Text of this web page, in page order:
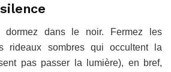
dormez dans le noir. Fermez les
rideaux sombres qui occultent la
pas passer la lumière), en bref,